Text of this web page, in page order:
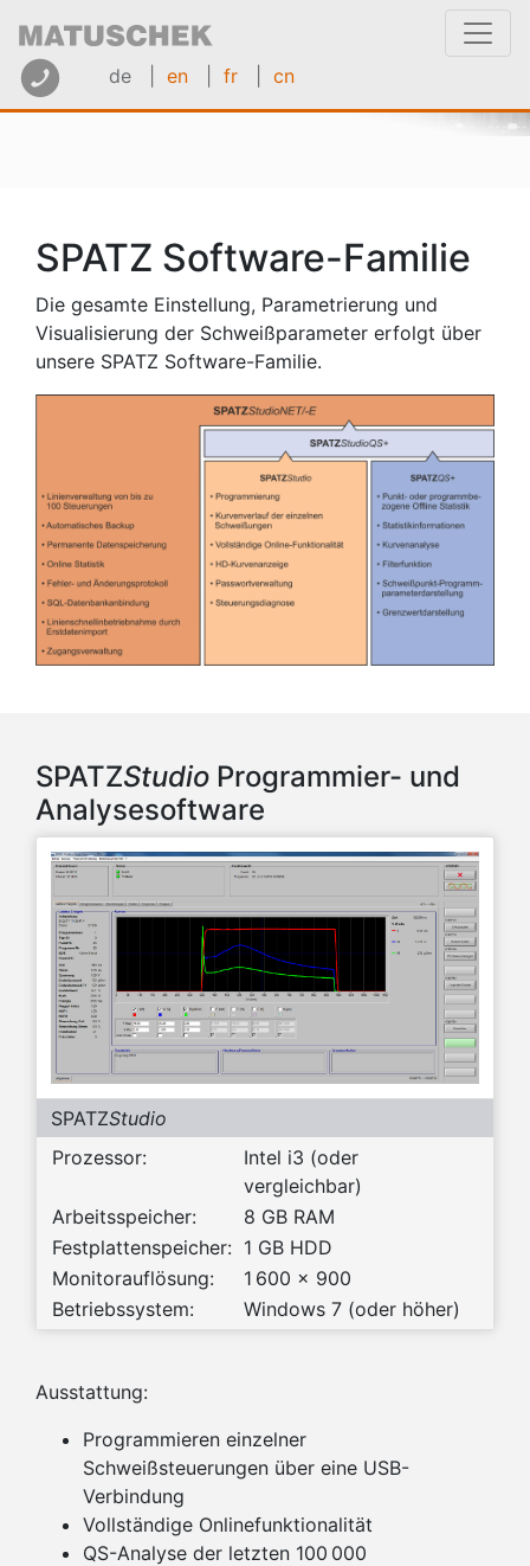
de | en fr cn
SPATZ Software-Familie
Die gesamte Einstellung, Parametrierung und
Visualisierung der Schweißparameter erfolgt über
unsere SPATZ Software-Familie.
SPATZStudio Programmier- und
Analysesoftware
SPATZStudio
Prozessor:
Intel i3 (oder
vergleichbar)
Arbeitsspeicher:
8 GB RAM
Festplattenspeicher: 1 GB HDD
Monitorauflösung:
1 600 x 900
Betriebssystem:
Windows 7 (oder höher)
Ausstattung:
Programmieren einzelner
Schweißsteuerungen über eine USB-
Verbindung
Vollständige Onlinefunktionalität
QS-Analyse der letzten 100 000